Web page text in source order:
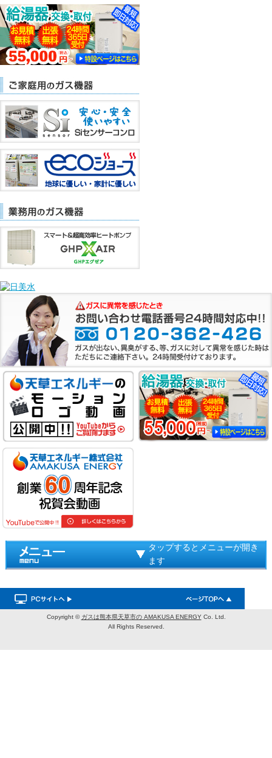
タップするとメニューが開き
ます
Copyright © ガスは熊本県天草市の AMAKUSA ENERGYCo. Ltd.
All Rights Reserved.